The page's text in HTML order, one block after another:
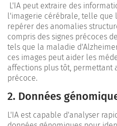
L'IA peut extraire des
l'imagerie cérébrale, telle que
repérer des anomalies
compris des signes précoces
tels que la maladie
ces images peut aider les
affections plus tôt, permettant
précoce.
2. Données
L'IA est capable d'analyser